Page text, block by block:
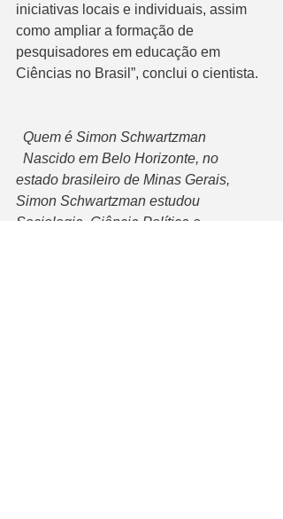
iniciativas locais e individuais, assim
como ampliar a formação de
pesquisadores em educação em
Ciências no Brasil”, conclui o cientista.
  Quem é Simon Schwartzman
estado brasileiro de Minas Gerais,
Simon Schwartzman estudou
Sociologia, Ciência Política e